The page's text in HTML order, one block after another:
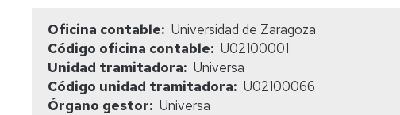
Oficina contable
Universidad de Zaragoza
Código oficina contable
U02100001
Unidad tramitadora
Universa
Código unidad tramitadora
U02100066
Órgano gestor
Universa